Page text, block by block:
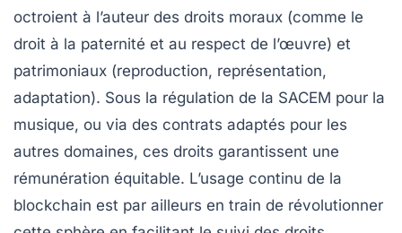
octroient à l’auteur des droits moraux (comme le
droit à la paternité et au respect de l’œuvre) et
patrimoniaux (reproduction, représentation,
adaptation). Sous la régulation de la SACEM pour la
musique, ou via des contrats adaptés pour les
autres domaines, ces droits garantissent une
rémunération équitable. L’usage continu de la
blockchain est par ailleurs en train de révolutionner